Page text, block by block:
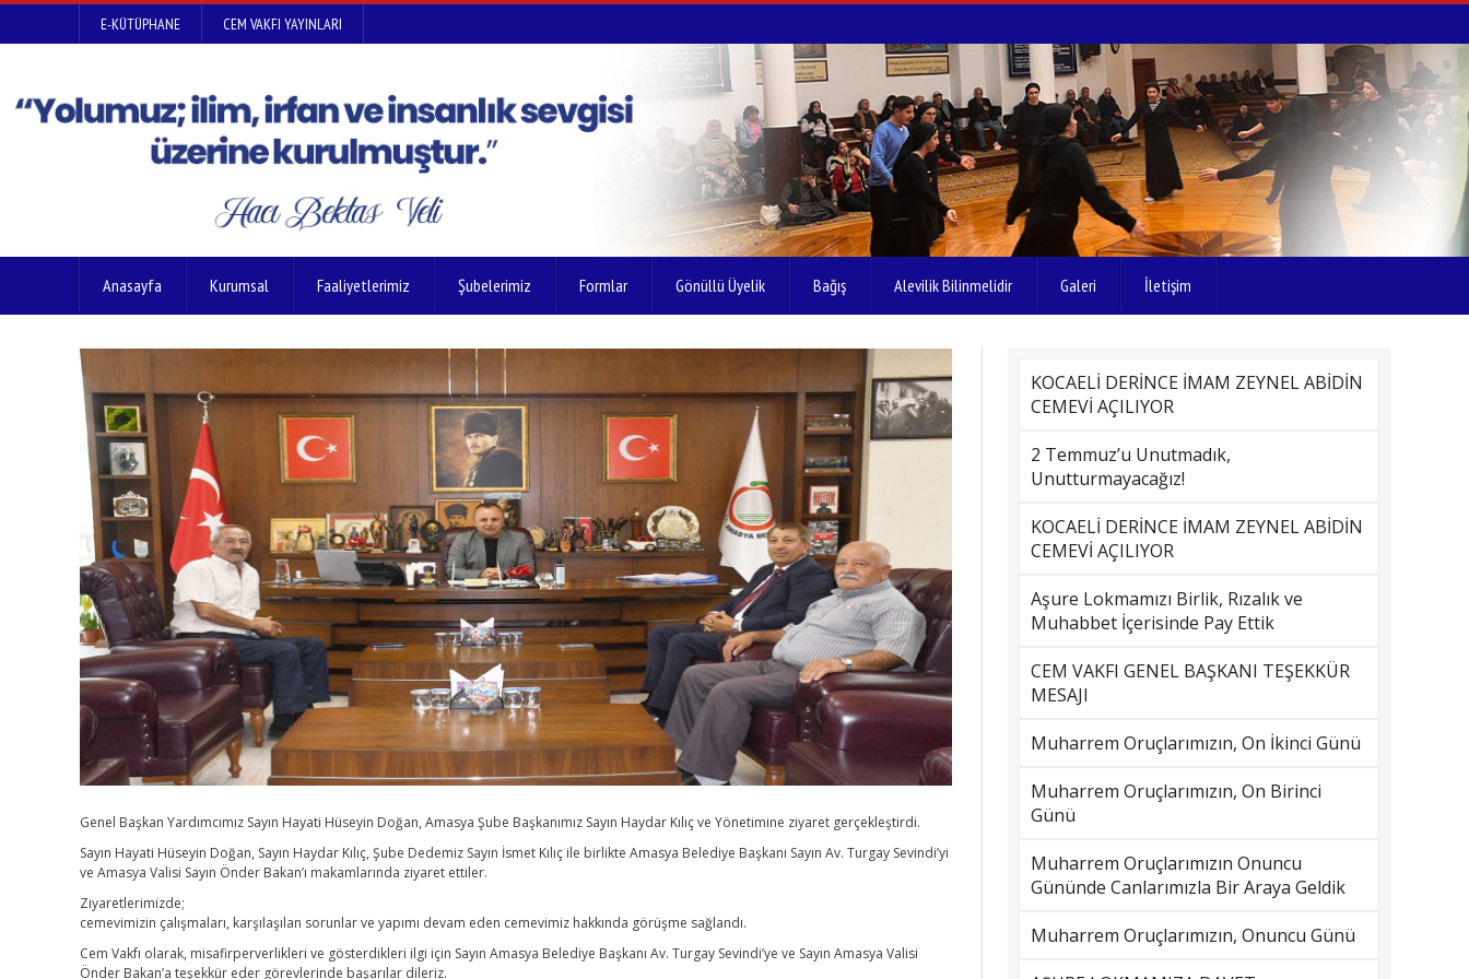
E-KÜTÜPHANE CEM VAKFI YAYINLARI
Anasayfa Kurumsal Faaliyetlerimiz Şubelerimiz Formlar Gönüllü Üyelik Bağış Alevilik Bilinmelidir Galeri İletişim
Genel Başkan Yardımcımız Sayın Hayati Hüseyin Doğan, Amasya Şube Başkanımız Sayın Haydar Kılıç ve Yönetimine ziyaret gerçekleştirdi.
Sayın Hayati Hüseyin Doğan, Sayın Haydar Kılıç, Şube Dedemiz Sayın İsmet Kılıç ile birlikte Amasya Belediye Başkanı Sayın Av. Turgay Sevindi’yi
ve Amasya Valisi Sayın Önder Bakan’ı makamlarında ziyaret ettiler.
Ziyaretlerimizde;
cemevimizin çalışmaları, karşılaşılan sorunlar ve yapımı devam eden cemevimiz hakkında görüşme sağlandı.
Cem Vakfı olarak, misafirperverlikleri ve gösterdikleri ilgi için Sayın Amasya Belediye Başkanı Av. Turgay Sevindi’ye ve Sayın Amasya Valisi
Önder Bakan’a teşekkür eder görevlerinde başarılar dileriz.
KOCAELİ DERİNCE İMAM ZEYNEL ABİDİN
CEMEVİ AÇILIYOR
2 Temmuz’u Unutmadık,
Unutturmayacağız!
KOCAELİ DERİNCE İMAM ZEYNEL ABİDİN
CEMEVİ AÇILIYOR
Aşure Lokmamızı Birlik, Rızalık ve
Muhabbet İçerisinde Pay Ettik
CEM VAKFI GENEL BAŞKANI TEŞEKKÜR
MESAJI
Muharrem Oruçlarımızın, On İkinci Günü
Muharrem Oruçlarımızın, On Birinci
Günü
Muharrem Oruçlarımızın Onuncu
Gününde Canlarımızla Bir Araya Geldik
Muharrem Oruçlarımızın, Onuncu Günü